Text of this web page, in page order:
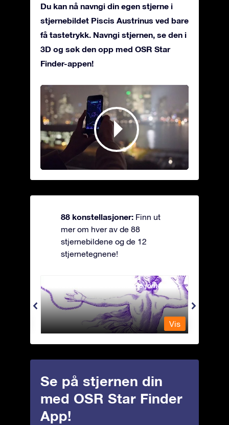
Du kan nå navngi din egen stjerne i
stjernebildet Piscis Austrinus ved bare
få tastetrykk. Navngi stjernen, se den i
3D og søk den opp med OSR Star
Finder-appen!
88 konstellasjoner: Finn ut
mer om hver av de 88
stjernebildene og de 12
stjernetegnene!
Andromeda - Den lenkede jomfrua
Vis
Se på stjernen din
med OSR Star Finder
App!